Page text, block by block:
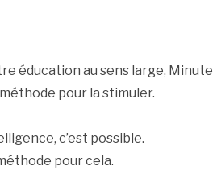
éducation au sens large, Minute
pour la stimuler.
c’est possible.
pour cela.